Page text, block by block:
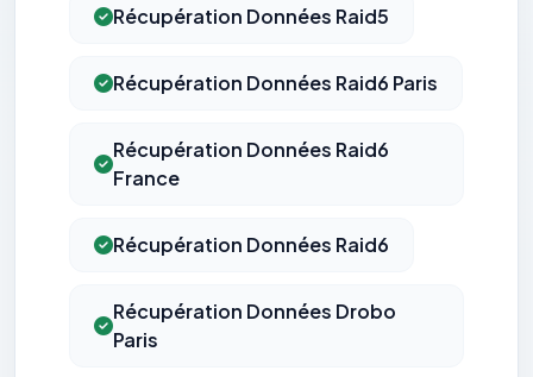
Récupération Données Raid5
Récupération Données Raid6 Paris
Récupération Données Raid6
France
Récupération Données Raid6
Récupération Données Drobo
Paris